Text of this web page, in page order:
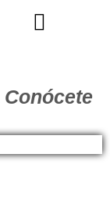
Conócete